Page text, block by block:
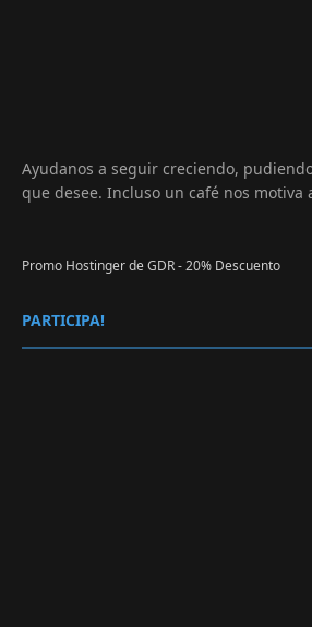
Ayudanos a seguir creciendo,
que desee. Incluso un café nos motiva
Promo Hostinger de GDR - 20% Descuento
PARTICIPA!